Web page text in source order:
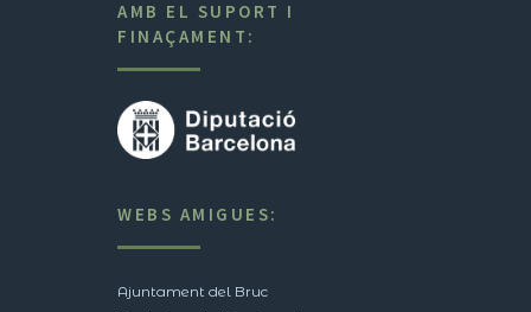
AMB EL SUPORT I
FINAÇAMENT:
WEBS AMIGUES:
Ajuntament del Bruc